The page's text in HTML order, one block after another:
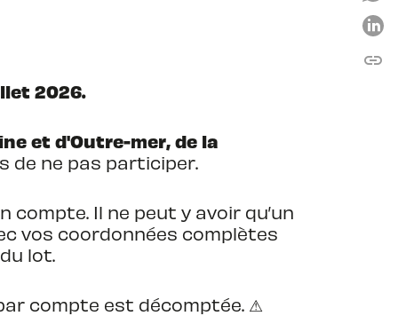
2026.
et d'Outre-mer, de la
de ne pas participer.
Il ne peut y avoir qu’un
vos coordonnées complètes
lot.
compte est décomptée. ⚠
link